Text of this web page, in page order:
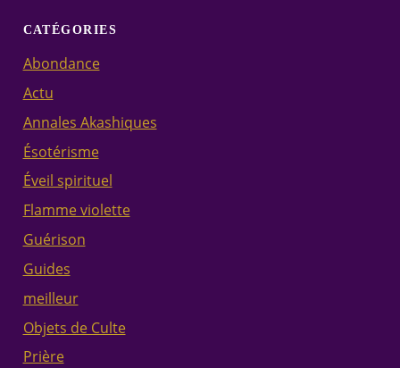
CATÉGORIES
Abondance
Actu
Annales Akashiques
Ésotérisme
Éveil spirituel
Flamme violette
Guérison
Guides
meilleur
Objets de Culte
Prière